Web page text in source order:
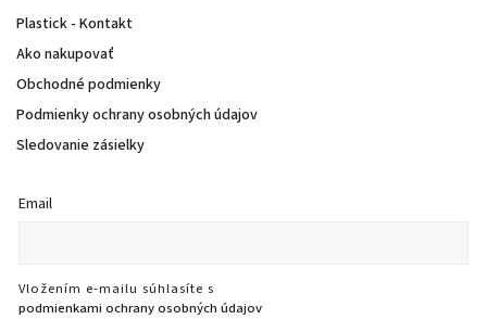
Plastick - Kontakt
Ako nakupovať
Obchodné podmienky
Podmienky ochrany osobných údajov
Sledovanie zásielky
Email
Vložením e-mailu súhlasíte s
podmienkami ochrany osobných údajov